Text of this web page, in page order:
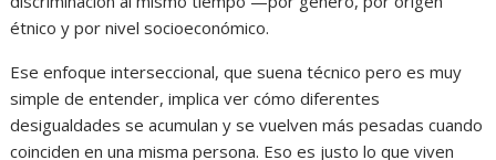
étnico y por nivel socioeconómico.
Ese enfoque interseccional, que suena técnico pero es muy
simple de entender, implica ver cómo diferentes
desigualdades se acumulan y se vuelven más pesadas cuando
coinciden en una misma persona. Eso es justo lo que viven